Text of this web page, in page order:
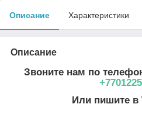
Описание Характеристики
Описание
Звоните нам по
Или пишите в